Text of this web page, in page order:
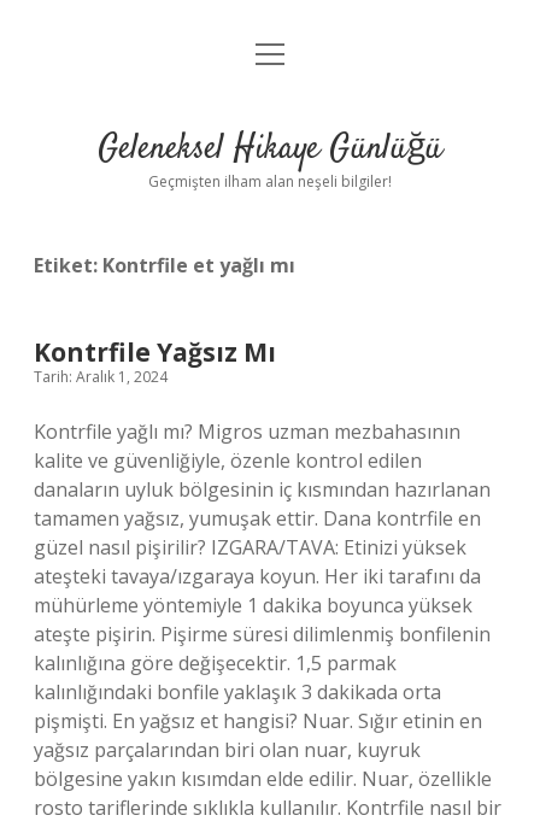
Anasayfa
Yasal Uyarı
menüyü
Geleneksel Hikaye Günlüğü
Geçmişten ilham alan neşeli bilgiler!
Etiket: Kontrfile et yağlı mı
Kontrfile Yağsız Mı
Tarih: Aralık 1, 2024
Kontrfile yağlı mı? Migros uzman mezbahasının
kalite ve güvenliğiyle, özenle kontrol edilen
danaların uyluk bölgesinin iç kısmından hazırlanan
tamamen yağsız, yumuşak ettir. Dana kontrfile en
güzel nasıl pişirilir? IZGARA/TAVA: Etinizi yüksek
ateşteki tavaya/ızgaraya koyun. Her iki tarafını da
mühürleme yöntemiyle 1 dakika boyunca yüksek
ateşte pişirin. Pişirme süresi dilimlenmiş bonfilenin
kalınlığına göre değişecektir. 1,5 parmak
kalınlığındaki bonfile yaklaşık 3 dakikada orta
pişmişti. En yağsız et hangisi? Nuar. Sığır etinin en
yağsız parçalarından biri olan nuar, kuyruk
bölgesine yakın kısımdan elde edilir. Nuar, özellikle
rosto tariflerinde sıklıkla kullanılır. Kontrfile nasıl bir